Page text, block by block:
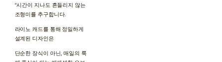
“시간이 지나도 흔들리지 않는
조형미를 추구합니다.
라이노 캐드를 통해 정밀하게
설계된 디자인은
단순한 장식이 아닌, 매일의 룩